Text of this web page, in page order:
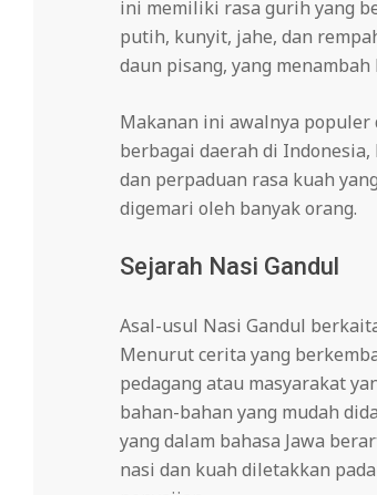
ini memiliki rasa gurih yang
putih, kunyit, jahe, dan
daun pisang, yang
Makanan ini awalnya
berbagai daerah di
dan perpaduan rasa kuah
digemari oleh banyak orang.
Sejarah Nasi Gandul
Asal-usul Nasi Gandul
Menurut cerita yang
pedagang atau masyarakat
bahan-bahan yang mudah
yang dalam bahasa Jawa
nasi dan kuah diletakkan